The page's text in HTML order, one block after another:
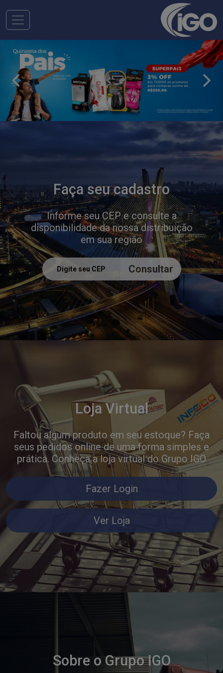
Previous Next
Faça seu cadastro
Informe seu CEP e consulte a
disponibilidade da nossa distribuição
em sua região
Loja Virtual
Faltou algum produto em seu estoque? Faça
seus pedidos online de uma forma simples e
prática. Conheça a loja virtual do Grupo IGO
Fazer Login
Ver Loja
Sobre o Grupo IGO